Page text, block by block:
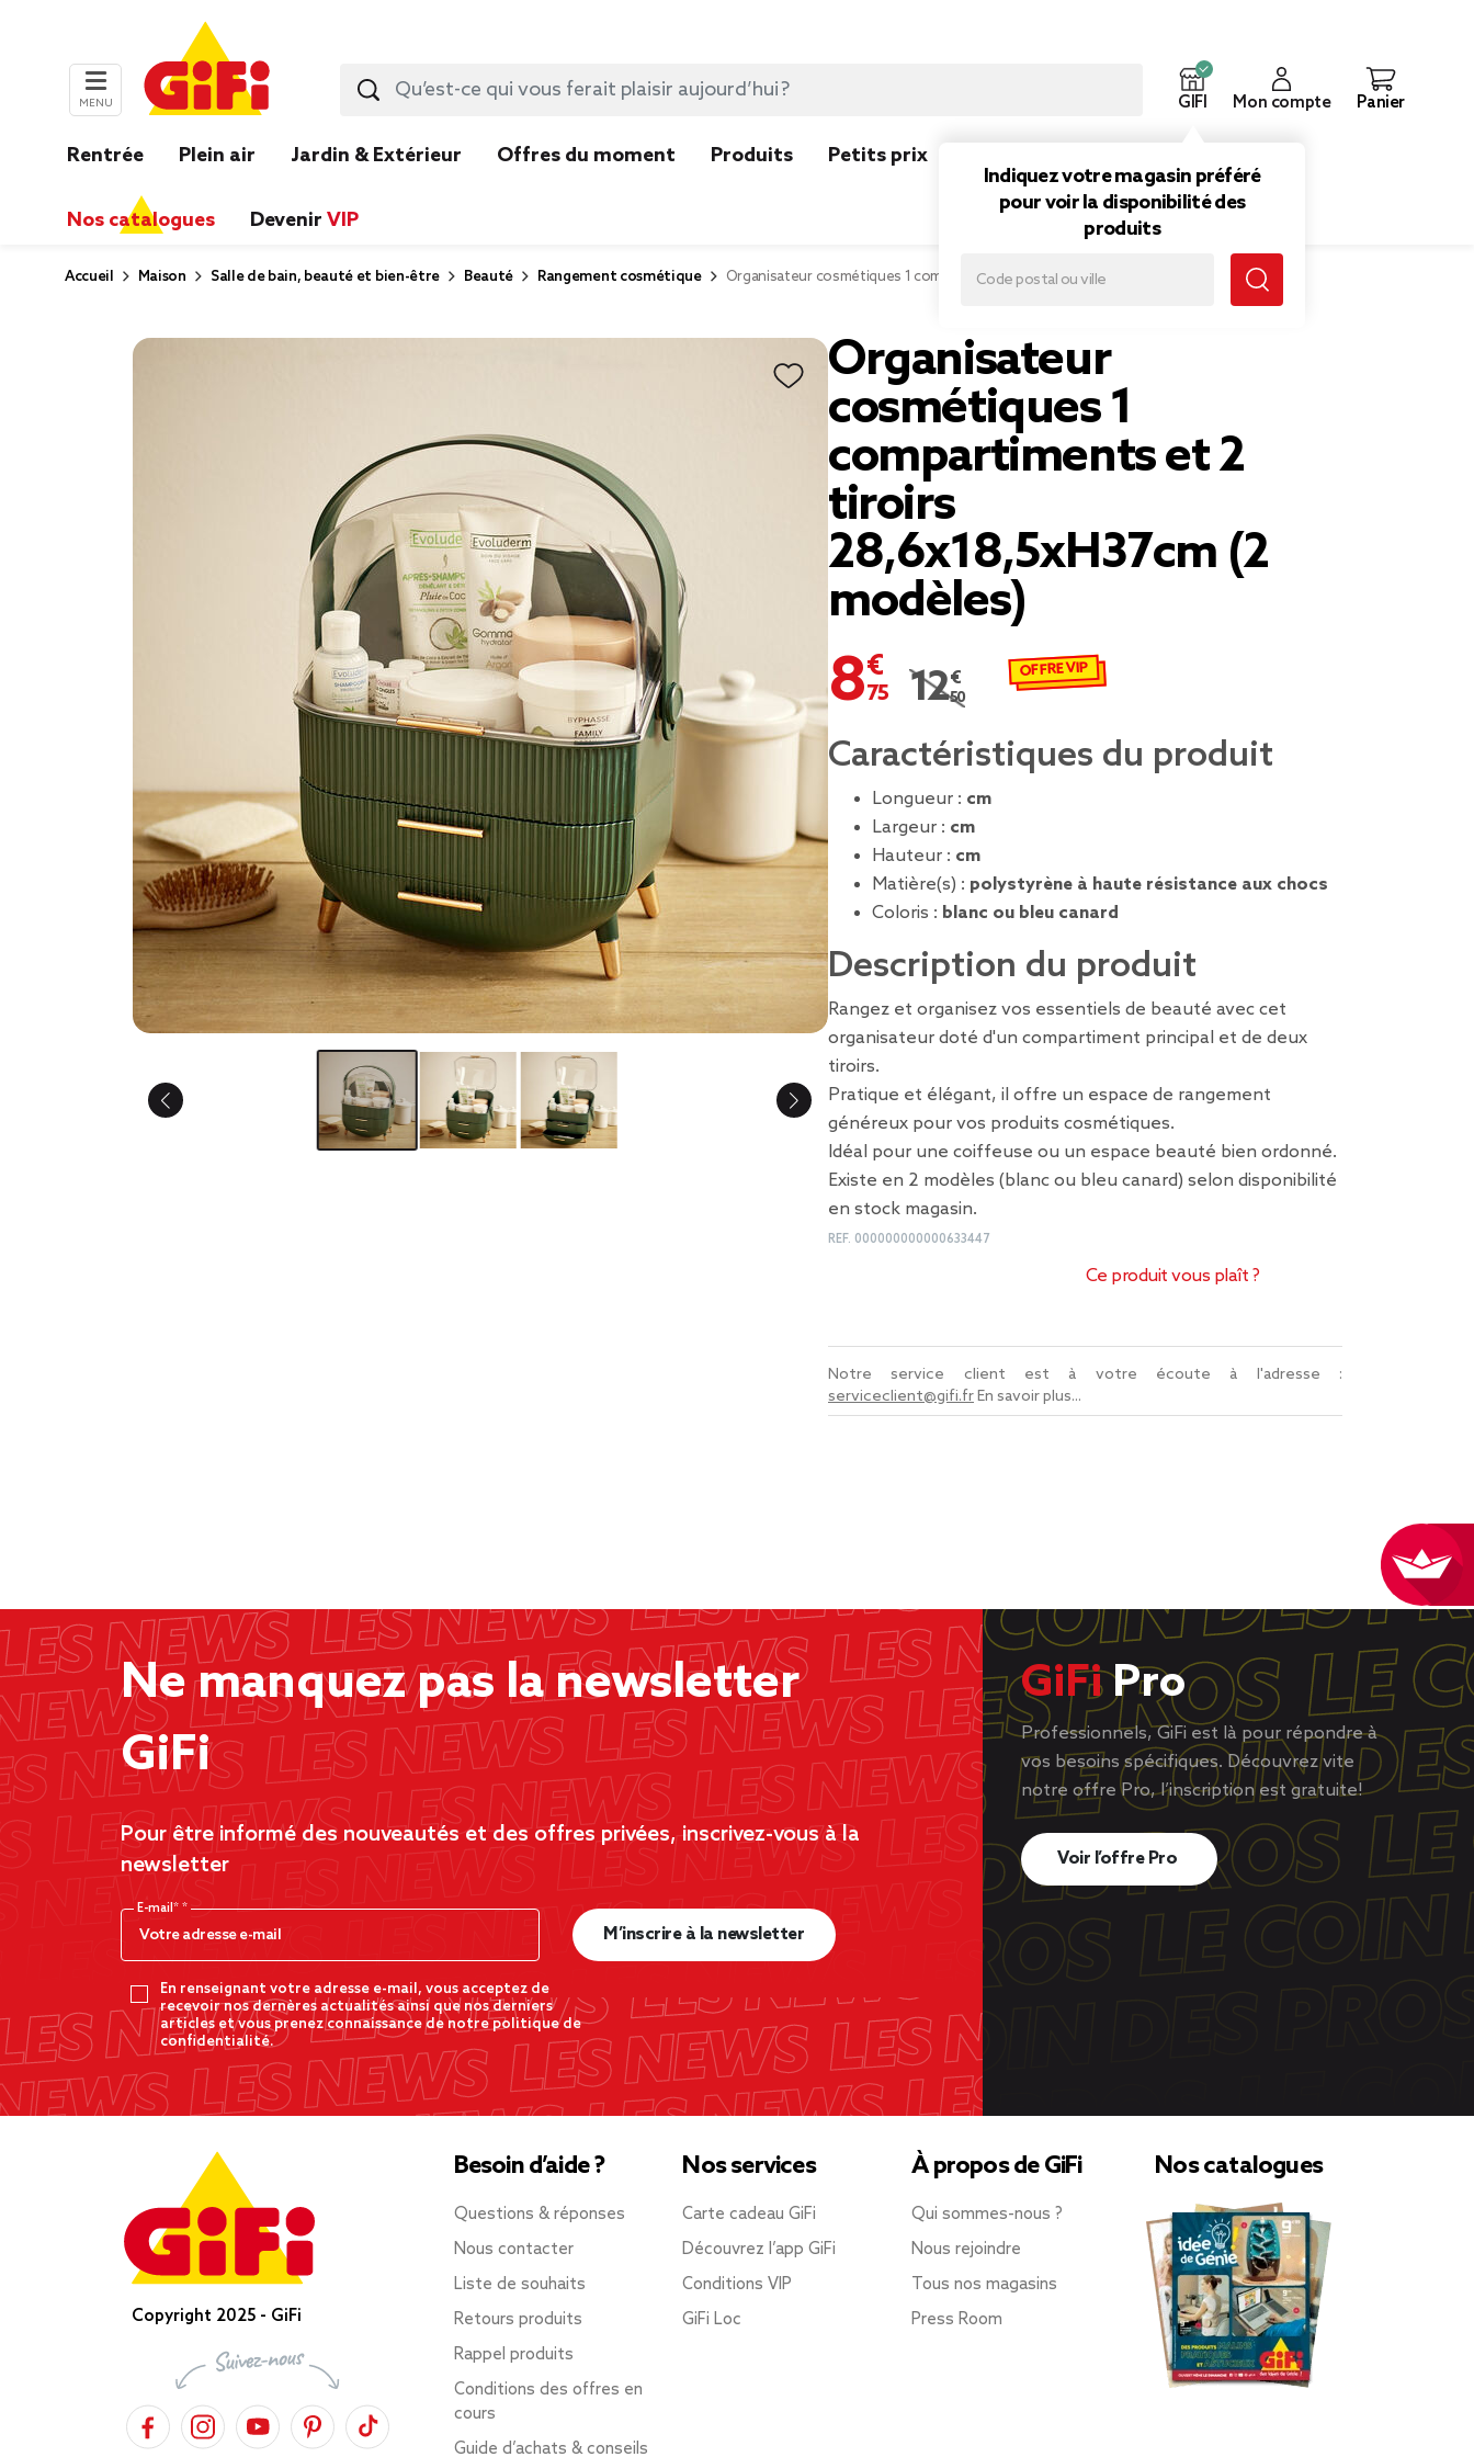
MENU GIFI
Indiquez votre magasin préféré
pour voir la disponibilité des
produits
Mon compte Panier
Rentrée Plein air Jardin & Extérieur Offres du moment Produits Petits prix
Nos catalogues Devenir VIP
Accueil Maison Salle de bain, beauté et bien-être Beauté Rangement cosmétique Organisateur cosmétiques 1 compartiments et 2 tiroirs 28,6x18,5xH37cm (2 modèles)
Organisateur
cosmétiques 1
compartiments et 2
tiroirs
28,6x18,5xH37cm (2
modèles)
8,75 €
Prix remisé de 12,50 € à 8,75 €
12,50 €
OFFRE VIP
Caractéristiques du produit
Longueur : cm
Largeur : cm
Hauteur : cm
Matière(s) : polystyrène à haute résistance aux chocs
Coloris : blanc ou bleu canard
Description du produit
Rangez et organisez vos essentiels de beauté avec cet
organisateur doté d'un compartiment principal et de deux
tiroirs.
Pratique et élégant, il offre un espace de rangement
généreux pour vos produits cosmétiques.
Idéal pour une coiffeuse ou un espace beauté bien ordonné.
Existe en 2 modèles (blanc ou bleu canard) selon disponibilité
en stock magasin.
REF. 000000000000633447
Ce produit vous plaît ?
Notre service client est à votre écoute à l'adresse :
serviceclient@gifi.frEn savoir plus...
Ne manquez pas la newsletter
GiFi
Pour être informé des nouveautés et des offres privées, inscrivez-vous à la
newsletter
E-mail*
En renseignant votre adresse e-mail, vous acceptez de
recevoir nos dernères actualités ainsi que nos derniers
articles et vous prenez connaissance de notre politique de
confidentialité.
M’inscrire à la newsletter
GiFiPro
Professionnels, GiFi est là pour répondre à
vos besoins spécifiques. Découvrez vite
notre offre Pro, l’inscription est gratuite!
Voir l’offre Pro
Copyright 2025 - GiFi
Besoin d’aide ?
Questions & réponses
Nous contacter
Liste de souhaits
Retours produits
Rappel produits
Conditions des offres en
cours
Guide d’achats & conseils
Nos services
Carte cadeau GiFi
Découvrez l’app GiFi
Conditions VIP
GiFi Loc
À propos de GiFi
Qui sommes-nous ?
Nous rejoindre
Tous nos magasins
Press Room
Nos catalogues